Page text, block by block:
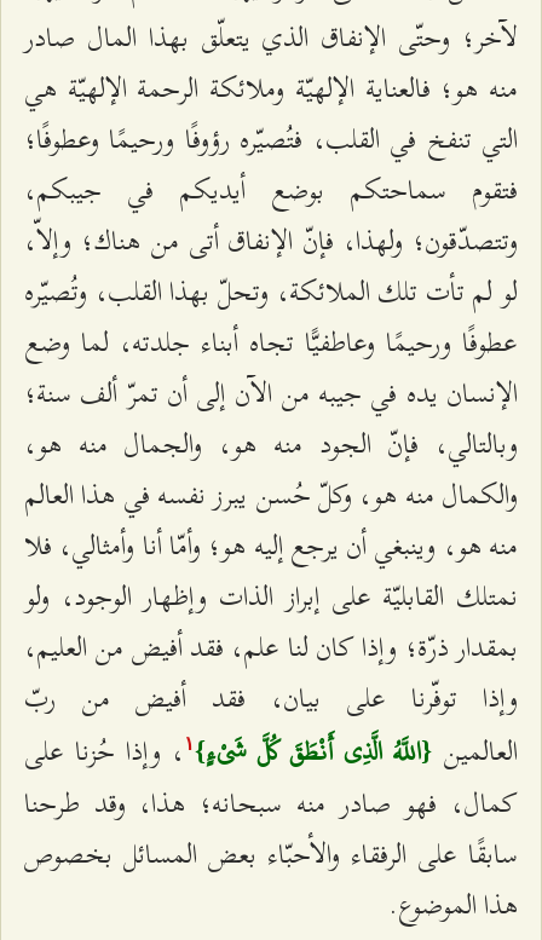
لآخر؛ وحتّى الإنفاق الذي يتعلّق بهذا المال صادر
منه هو؛ فالعناية الإلهيّة وملائكة الرحمة الإلهيّة هي
التي تنفخ في القلب، فتُصيّره رؤوفًا ورحيمًا وعطوفًا؛
فتقوم سماحتكم بوضع أيديكم في جيبكم،
وتتصدّقون؛ ولهذا، فإنّ الإنفاق أتى من هناك؛ وإلاّ،
لو لم تأت تلك الملائكة، وتحلّ بهذا القلب، وتُصيّره
عطوفًا ورحيمًا وعاطفيًّا تجاه أبناء جلدته، لما وضع
الإنسان يده في جيبه من الآن إلى أن تمرّ ألف سنة؛
وبالتالي، فإنّ الجود منه هو، والجمال منه هو،
والكمال منه هو، وكلّ حُسن يبرز نفسه في هذا العالم
منه هو، وينبغي أن يرجع إليه هو؛ وأمّا أنا وأمثالي، فلا
نمتلك القابليّة على إبراز الذات وإظهار الوجود، ولو
بمقدار ذرّة؛ وإذا كان لنا علم، فقد أفيض من العليم،
وإذا توفّرنا على بيان، فقد أفيض من ربّ
العالمين {اللَّهُ الَّذِي أَنْطَقَ كُلَّ شَيْ‌ءٍ}۱ ، وإذا حُزنا على
كمال، فهو صادر منه سبحانه؛ هذا، وقد طرحنا
سابقًا على الرفقاء والأحبّاء بعض المسائل بخصوص
هذا الموضوع.